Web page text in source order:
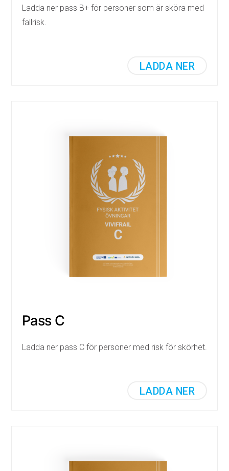
Ladda ner pass B+ för personer som är sköra med
fallrisk.
LADDA NER
Pass C
Ladda ner pass C för personer med risk för skörhet.
LADDA NER